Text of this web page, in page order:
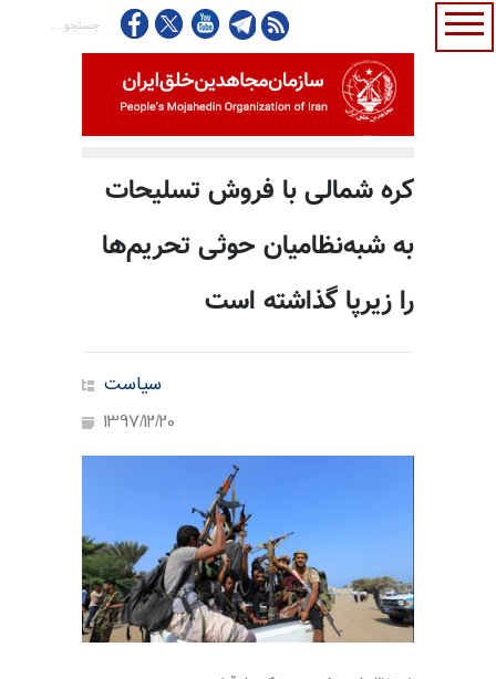
کره شمالی با فروش تسلیحات
به شبه‌نظامیان حوثی تحریم‌ها
را زیرپا گذاشته است
سیاست
1397/12/20